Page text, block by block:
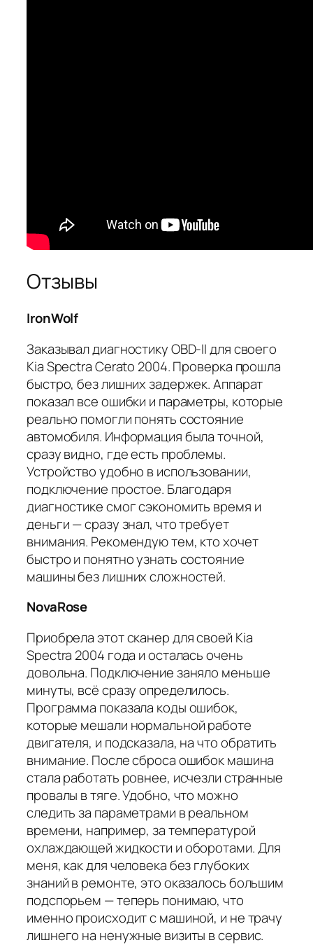
Отзывы
IronWolf
Заказывал диагностику OBD-II для своего
Kia Spectra Cerato 2004. Проверка прошла
быстро, без лишних задержек. Аппарат
показал все ошибки и параметры, которые
реально помогли понять состояние
автомобиля. Информация была точной,
сразу видно, где есть проблемы.
Устройство удобно в использовании,
подключение простое. Благодаря
диагностике смог сэкономить время и
деньги — сразу знал, что требует
внимания. Рекомендую тем, кто хочет
быстро и понятно узнать состояние
машины без лишних сложностей.
NovaRose
Приобрела этот сканер для своей Kia
Spectra 2004 года и осталась очень
довольна. Подключение заняло меньше
минуты, всё сразу определилось.
Программа показала коды ошибок,
которые мешали нормальной работе
двигателя, и подсказала, на что обратить
внимание. После сброса ошибок машина
стала работать ровнее, исчезли странные
провалы в тяге. Удобно, что можно
следить за параметрами в реальном
времени, например, за температурой
охлаждающей жидкости и оборотами. Для
меня, как для человека без глубоких
знаний в ремонте, это оказалось большим
подспорьем — теперь понимаю, что
именно происходит с машиной, и не трачу
лишнего на ненужные визиты в сервис.